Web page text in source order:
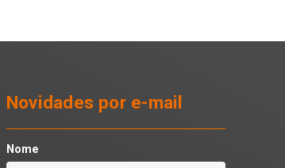
Novidades por e-mail
Nome